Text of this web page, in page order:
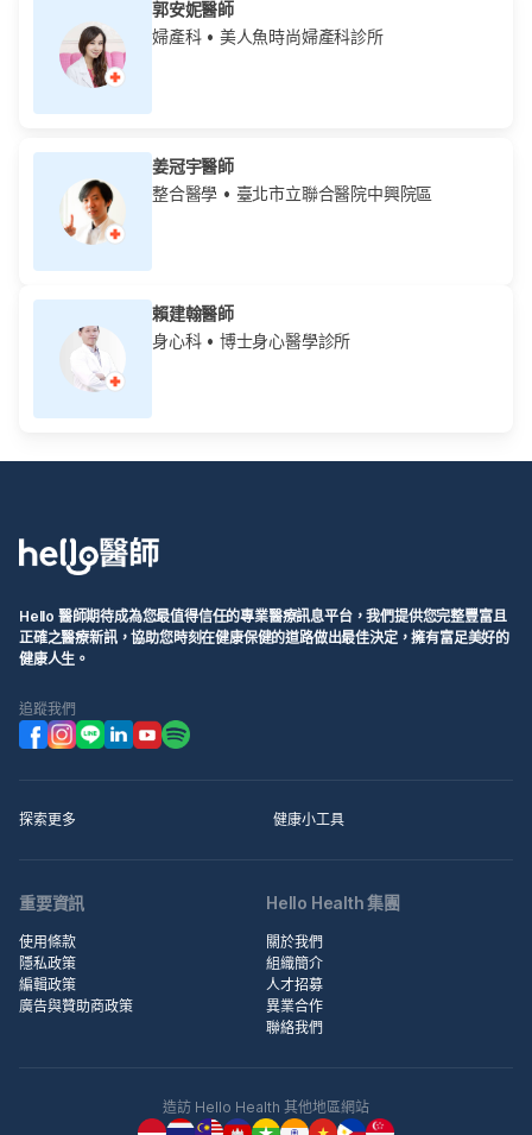
郭安妮醫師
婦產科• 美人魚時尚婦產科診所
姜冠宇醫師
整合醫學 • 臺北市立聯合醫院中興院區
賴建翰醫師
身心科• 博士身心醫學診所
Hello 醫師期待成為您最值得信任的專業醫療訊息平台，我們提供您完整豐富且
正確之醫療新訊，協助您時刻在健康保健的道路做出最佳決定，擁有富足美好的
健康人生。
追蹤我們
探索更多 健康小工具
重要資訊
使用條款
隱私政策
編輯政策
廣告與贊助商政策
Hello Health 集團
關於我們
組織簡介
人才招募
異業合作
聯絡我們
造訪 Hello Health 其他地區網站